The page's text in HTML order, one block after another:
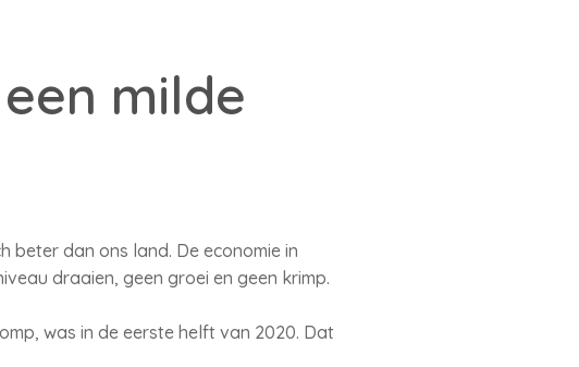
milde
beter dan ons land. De economie in
draaien, geen groei en geen krimp.
was in de eerste helft van 2020. Dat